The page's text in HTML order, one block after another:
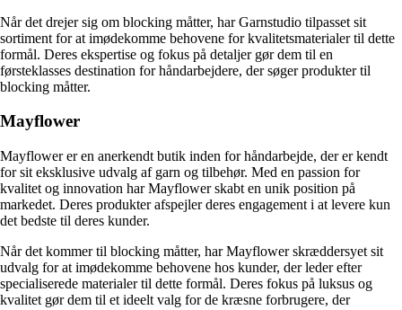
Når det drejer sig om blocking måtter, har Garnstudio tilpasset sit
sortiment for at imødekomme behovene for kvalitetsmaterialer til dette
formål. Deres ekspertise og fokus på detaljer gør dem til en
førsteklasses destination for håndarbejdere, der søger produkter til
blocking måtter.
Mayflower
Mayflower er en anerkendt butik inden for håndarbejde, der er kendt
for sit eksklusive udvalg af garn og tilbehør. Med en passion for
kvalitet og innovation har Mayflower skabt en unik position på
markedet. Deres produkter afspejler deres engagement i at levere kun
det bedste til deres kunder.
Når det kommer til blocking måtter, har Mayflower skræddersyet sit
udvalg for at imødekomme behovene hos kunder, der leder efter
specialiserede materialer til dette formål. Deres fokus på luksus og
kvalitet gør dem til et ideelt valg for de kræsne forbrugere, der